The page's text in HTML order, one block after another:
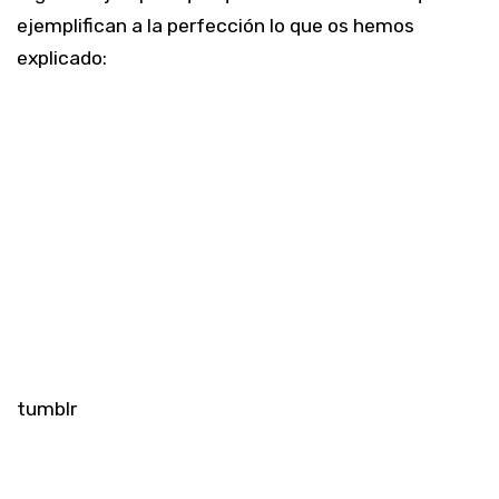
ejemplifican a la perfección lo que os hemos
explicado:
tumblr